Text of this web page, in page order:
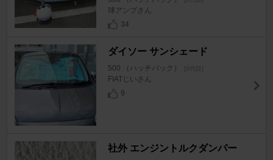
球アンプさん
34
ダイソー サンシェード
500 （ハッチバック）
FIATじいさん
9
社外 エンジントルクダンパー